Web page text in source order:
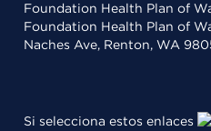
Foundation Health Plan of
Foundation Health Plan of
Naches Ave, Renton, WA
Si selecciona estos enlaces